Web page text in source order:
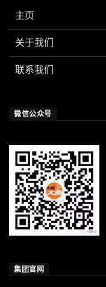
主页
关于我们
联系我们
微信公众号
集团官网